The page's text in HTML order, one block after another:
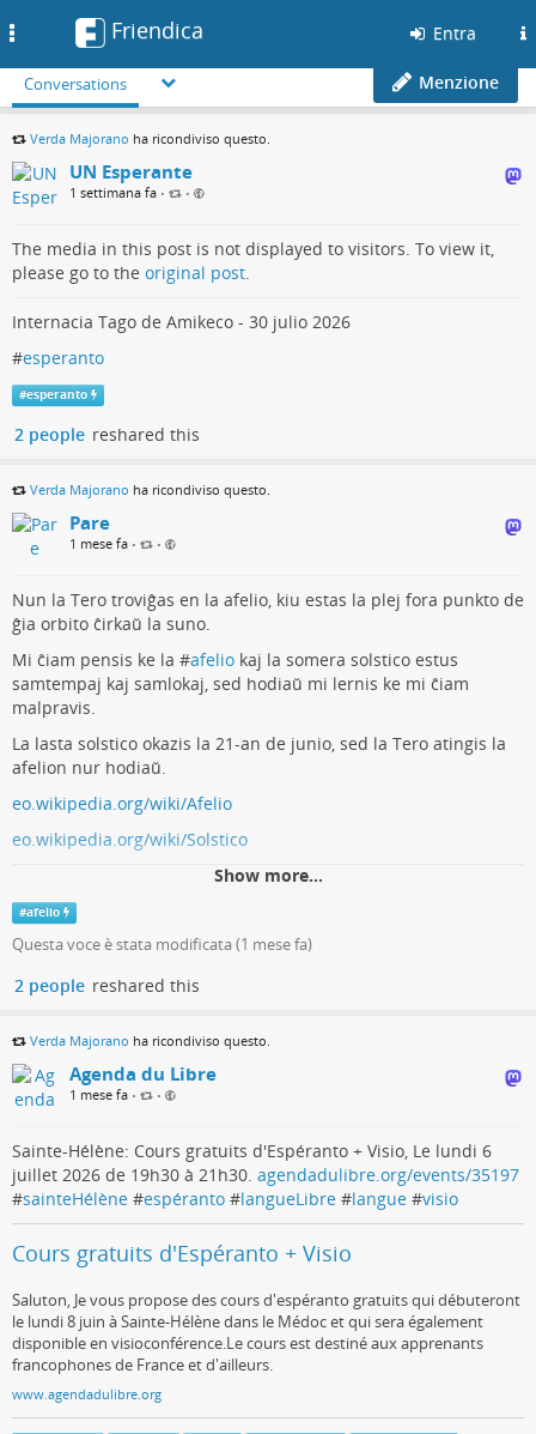
Friendica Entra
Conversations Menzione
Verda Majorano ha ricondiviso questo.
UN Esperante
1 settimana fa • •
The media in this post is not displayed to visitors. To view it,
please go to the original post.
Internacia Tago de Amikeco - 30 julio 2026
#esperanto
#esperanto
2 people reshared this
Verda Majorano ha ricondiviso questo.
Pare
1 mese fa • •
Nun la Tero troviĝas en la afelio, kiu estas la plej fora punkto de
ĝia orbito ĉirkaŭ la suno.
Mi ĉiam pensis ke la #afelio kaj la somera solstico estus
samtempaj kaj samlokaj, sed hodiaŭ mi lernis ke mi ĉiam
malpravis.
La lasta solstico okazis la 21-an de junio, sed la Tero atingis la
afelion nur hodiaŭ.
eo.wikipedia.org/wiki/Afelio
eo.wikipedia.org/wiki/Solstico
Contributors to Wikimedia projects (Wikimedia Foundation, Inc.)
Show more...
#afelio
Questa voce è stata modificata (1 mese fa)
2 people reshared this
Verda Majorano ha ricondiviso questo.
Agenda du Libre
1 mese fa • •
Sainte-Hélène: Cours gratuits d'Espéranto + Visio, Le lundi 6
juillet 2026 de 19h30 à 21h30. agendadulibre.org/events/35197
#sainteHélène #espéranto #langueLibre #langue #visio
Cours gratuits d'Espéranto + Visio
Saluton, Je vous propose des cours d'espéranto gratuits qui débuteront
le lundi 8 juin à Sainte-Hélène dans le Médoc et qui sera également
disponible en visioconférence.Le cours est destiné aux apprenants
francophones de France et d'ailleurs.
www.agendadulibre.org